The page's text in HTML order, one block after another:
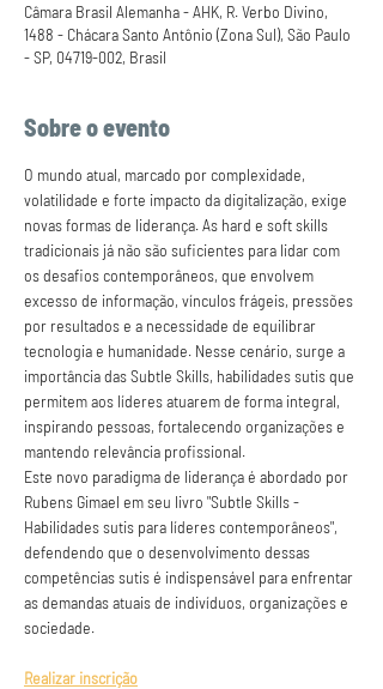
Câmara Brasil Alemanha - AHK, R. Verbo Divino,
1488 - Chácara Santo Antônio (Zona Sul), São Paulo
- SP, 04719-002, Brasil
Sobre o evento
O mundo atual, marcado por complexidade,
volatilidade e forte impacto da digitalização, exige
novas formas de liderança. As hard e soft skills
tradicionais já não são suficientes para lidar com
os desafios contemporâneos, que envolvem
excesso de informação, vínculos frágeis, pressões
por resultados e a necessidade de equilibrar
tecnologia e humanidade. Nesse cenário, surge a
importância das Subtle Skills, habilidades sutis que
permitem aos líderes atuarem de forma integral,
inspirando pessoas, fortalecendo organizações e
mantendo relevância profissional.
Este novo paradigma de liderança é abordado por
Rubens Gimael em seu livro "Subtle Skills -
Habilidades sutis para líderes contemporâneos",
defendendo que o desenvolvimento dessas
competências sutis é indispensável para enfrentar
as demandas atuais de indivíduos, organizações e
sociedade.
Realizar inscrição